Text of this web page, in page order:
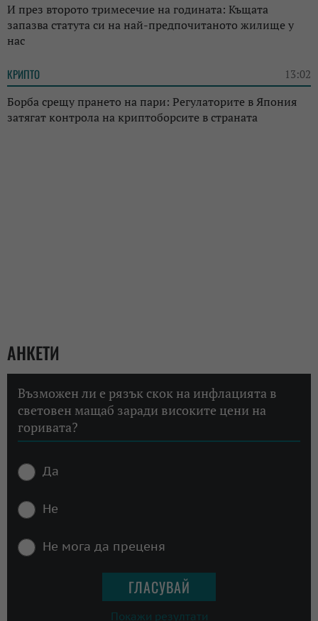
И през второто тримесечие на годината: Къщата
запазва статута си на най-предпочитаното жилище у
нас
КРИПТО 13:02
Борба срещу прането на пари: Регулаторите в Япония
затягат контрола на криптоборсите в страната
АНКЕТИ
Възможен ли е рязък скок на инфлацията в
световен мащаб заради високите цени на
горивата?
Да
Не
Не мога да преценя
Покажи резултати